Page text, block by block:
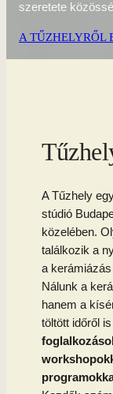
szeretete
A TŰZHELYRŐL
A Tűzhely
stúdió
közelében.
találkozik a
a
Nálunk a
hanem a
töltött időről